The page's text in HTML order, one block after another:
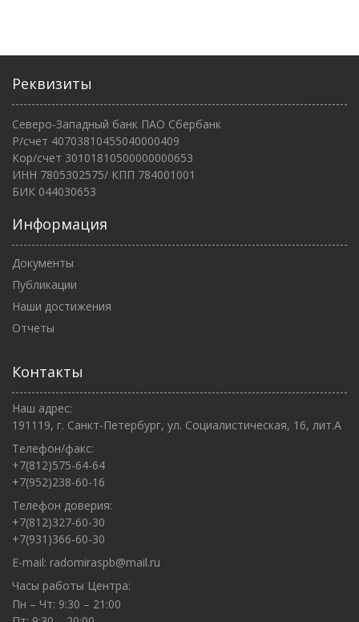
Реквизиты
Северо-Западный банк ПАО Сбербанк
Р/счет 40703810455040000409
Кор/счет 30101810500000000653
ИНН 7805302575/ КПП 784001001
БИК 044030653
Информация
Документы
Публикации
Наши достижения
Отчеты
Контакты
Наш адрес:
191119, г. Санкт-Петербург, ул. Социалистическая, 16, лит.А
Телефон/факс:
+7(812)575-64-64
+7(952)238-60-16
Телефон доверия:
+7(812)327-60-30
+7(931)366-60-30
E-mail: radomiraspb@mail.ru
Часы работы Центра:
Пн – Чт: 9:30 – 21:00